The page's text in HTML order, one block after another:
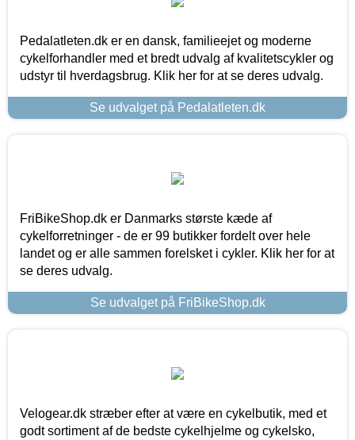
Pedalatleten.dk er en dansk, familieejet og moderne
cykelforhandler med et bredt udvalg af kvalitetscykler og
udstyr til hverdagsbrug. Klik her for at se deres udvalg.
Se udvalget på Pedalatleten.dk
FriBikeShop.dk er Danmarks største kæde af
cykelforretninger - de er 99 butikker fordelt over hele
landet og er alle sammen forelsket i cykler. Klik her for at
se deres udvalg.
Se udvalget på FriBikeShop.dk
Velogear.dk stræber efter at være en cykelbutik, med et
godt sortiment af de bedste cykelhjelme og cykelsko,